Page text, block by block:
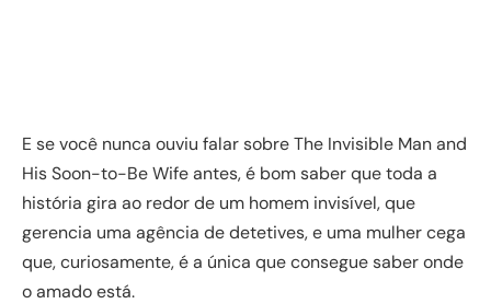
E se você nunca ouviu falar sobre The Invisible Man and
His Soon-to-Be Wife antes, é bom saber que toda a
história gira ao redor de um homem invisível, que
gerencia uma agência de detetives, e uma mulher cega
que, curiosamente, é a única que consegue saber onde
o amado está.